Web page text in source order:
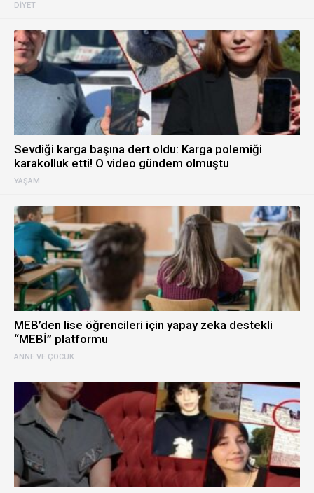
DIYET
YAŞAM
Sevdiği karga başına dert oldu: Karga polemiği
karakolluk etti! O video gündem olmuştu
ANNE VE ÇOCUK
MEB’den lise öğrencileri için yapay zeka destekli
“MEBİ” platformu